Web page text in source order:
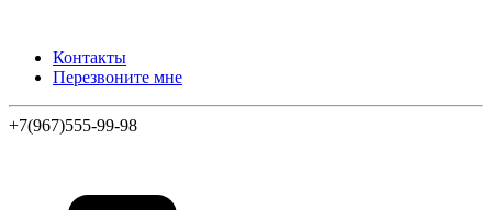
Контакты
Перезвоните мне
+7(967)555-99-98